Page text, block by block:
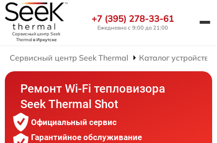
Сервисный центр Seek
Thermalв Иркутске
+7 (395) 278-33-61
Ежедневно с 9:00 до 21:00
Сервисный центр Seek Thermal Каталог устройств
Ремонт Wi-Fi тепловизора
Seek Thermal Shot
Официальный сервис
Гарантийное обслуживание